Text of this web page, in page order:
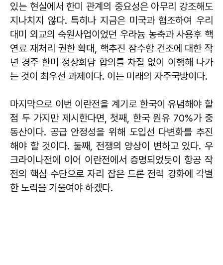
있는 현실에서 한미 관계의 중요성은 아무리 강조해도
지나치지 않다. 특히나 지금은 미국과 협조하여 우리
대미 외교의 숙원사업이었던 우라늄 농축과 사용후 핵
연료 재처리 권한 확대, 핵추진 잠수함 건조에 대한 작
년 경주 한미 정상회담 합의를 차질 없이 이행해 나가
는 것이 최우선 과제이다. 이는 미래의 자주국방이다.
마지막으로 이번 이란전을 계기로 한국이 유념해야 할
점 두 가지만 제시한다면, 첫째, 한국 원유 70%가 중
동산이다. 공급 안정성을 위해 도입선 다변화를 추진
해야 할 것이다. 둘째, 전쟁의 양상이 변하고 있다. 우
크라이나전에 이어 이란전에서 증명되었듯이 항공 작
전의 핵심 수단으로 자리 잡은 드론 전력 강화에 각별
한 노력을 기울여야 하겠다.